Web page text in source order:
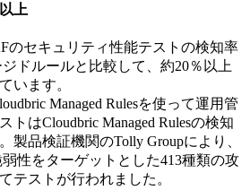
上
のセキュリティ性能テストの検知率
ドルールと比較して、約20％以上
います。
Managed Rulesを使って運用管
トはCloudbric Managed Rulesの検知
製品検証機関のTolly Groupにより、
弱性をターゲットとした413種類の攻
テストが行われました。